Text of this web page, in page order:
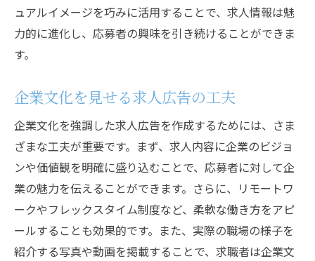
ュアルイメージを巧みに活用することで、求人情報は魅
力的に進化し、応募者の興味を引き続けることができま
す。
企業文化を見せる求人広告の工夫
企業文化を強調した求人広告を作成するためには、さま
ざまな工夫が重要です。まず、求人内容に企業のビジョ
ンや価値観を明確に盛り込むことで、応募者に対して企
業の魅力を伝えることができます。さらに、リモートワ
ークやフレックスタイム制度など、柔軟な働き方をアピ
ールすることも効果的です。また、実際の職場の様子を
紹介する写真や動画を掲載することで、求職者は企業文